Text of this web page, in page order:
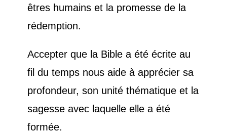
êtres humains et la promesse de la
rédemption.
Accepter que la Bible a été écrite au
fil du temps nous aide à apprécier sa
profondeur, son unité thématique et la
sagesse avec laquelle elle a été
formée.